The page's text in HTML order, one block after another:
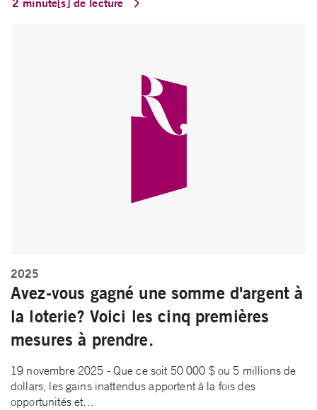
2025
Avez-vous gagné une somme d'argent à
la loterie? Voici les cinq premières
mesures à prendre.
19 novembre 2025 - Que ce soit 50 000 $ ou 5 millions de
dollars, les gains inattendus apportent à la fois des
opportunités et…